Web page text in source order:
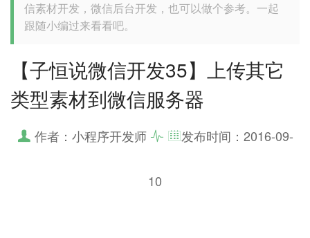
信素材开发，微信后台开发，也可以做个参考。一起
跟随小编过来看看吧。
【子恒说微信开发35】上传其它
类型素材到微信服务器
作者：小程序开发师 发布时间： 2016-09-
10